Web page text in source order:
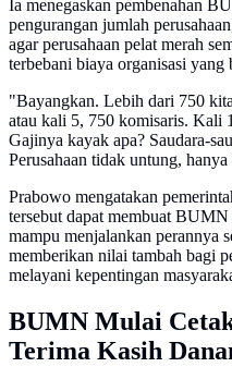
Ia menegaskan pembenahan
pengurangan jumlah
agar perusahaan pelat merah
terbebani biaya organisasi yang
"Bayangkan. Lebih dari 750
atau kali 5, 750 komisaris. Kali
Gajinya kayak apa? Saudara-
Perusahaan tidak untung,
Prabowo mengatakan
tersebut dapat membuat
mampu menjalankan perannya
memberikan nilai tambah bagi
melayani kepentingan
BUMN Mulai
Terima Kasih